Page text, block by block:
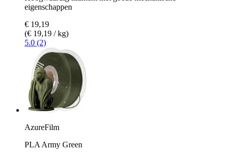
eigenschappen
€ 19,19
(€ 19,19 / kg)
5.0 (2)
AzureFilm
PLA Army Green